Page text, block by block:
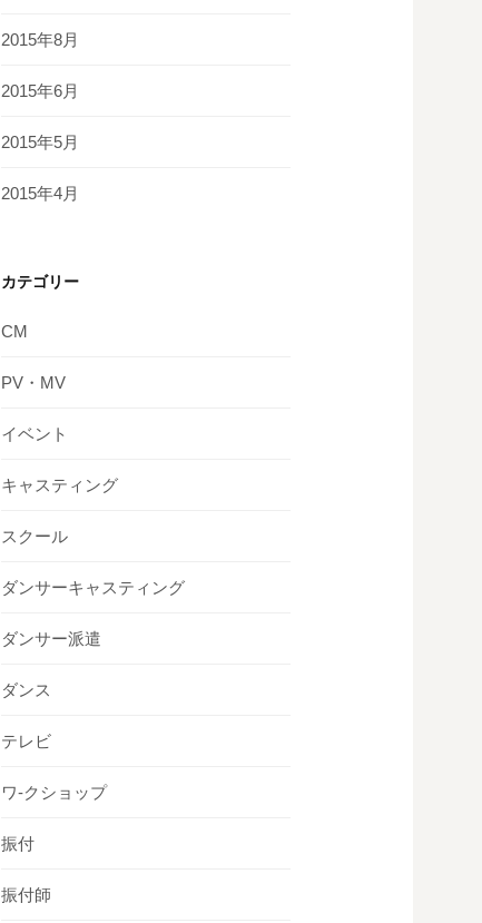
2015年8月
2015年6月
2015年5月
2015年4月
カテゴリー
CM
PV・MV
イベント
キャスティング
スクール
ダンサーキャスティング
ダンサー派遣
ダンス
テレビ
ワ-クショップ
振付
振付師